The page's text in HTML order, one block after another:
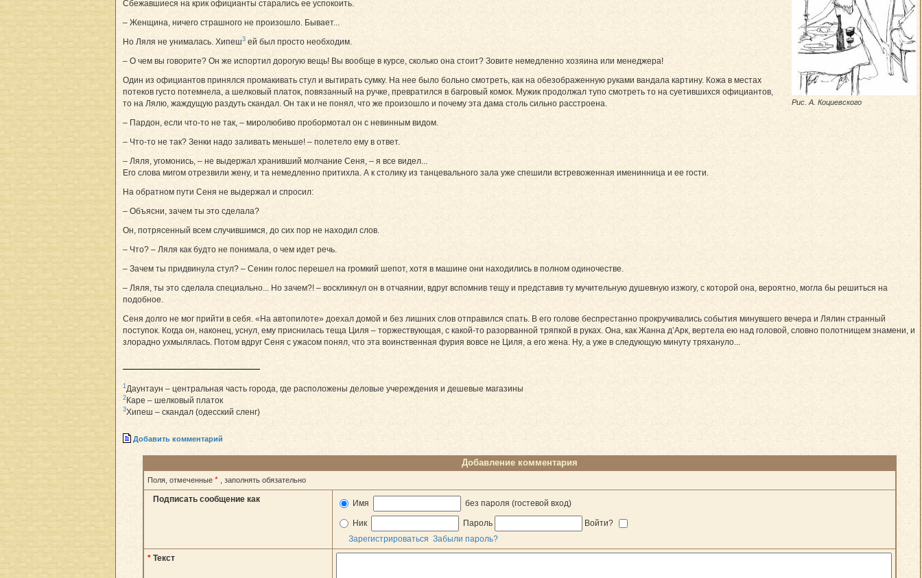
Рис. А. Коциевского
Сбежавшиеся на крик официанты старались ее успокоить.
– Женщина, ничего страшного не произошло. Бывает...
Но Ляля не унималась. Хипеш3 ей был просто необходим.
– О чем вы говорите? Он же испортил дорогую вещь! Вы вообще в курсе, сколько она стоит? Зовите немедленно хозяина или менеджера!
Один из официантов принялся промакивать стул и вытирать сумку. На нее было больно смотреть, как на обезображенную руками вандала картину. Кожа в местах
потеков густо потемнела, а шелковый платок, повязанный на ручке, превратился в багровый комок. Мужик продолжал тупо смотреть то на суетившихся официантов,
то на Лялю, жаждущую раздуть скандал. Он так и не понял, что же произошло и почему эта дама столь сильно расстроена.
– Пардон, если что-то не так, – миролюбиво пробормотал он с невинным видом.
– Что-то не так? Зенки надо заливать меньше! – полетело ему в ответ.
– Ляля, угомонись, – не выдержал хранивший молчание Сеня, – я все видел...
Его слова мигом отрезвили жену, и та немедленно притихла. А к столику из танцевального зала уже спешили встревоженная именинница и ее гости.
На обратном пути Сеня не выдержал и спросил:
– Объясни, зачем ты это сделала?
Он, потрясенный всем случившимся, до сих пор не находил слов.
– Что? – Ляля как будто не понимала, о чем идет речь.
– Зачем ты придвинула стул? – Сенин голос перешел на громкий шепот, хотя в машине они находились в полном одиночестве.
– Ляля, ты это сделала специально... Но зачем?! – воскликнул он в отчаянии, вдруг вспомнив тещу и представив ту мучительную душевную изжогу, с которой она, вероятно, могла бы решиться на
подобное.
Сеня долго не мог прийти в себя. «На автопилоте» доехал домой и без лишних слов отправился спать. В его голове беспрестанно прокручивались события минувшего вечера и Лялин странный
поступок. Когда он, наконец, уснул, ему приснилась теща Циля – торжествующая, с какой-то разорванной тряпкой в руках. Она, как Жанна д’Арк, вертела ею над головой, словно полотнищем знамени, и
злорадно ухмылялась. Потом вдруг Сеня с ужасом понял, что эта воинственная фурия вовсе не Циля, а его жена. Ну, а уже в следующую минуту тряхануло...
1Даунтаун – центральная часть города, где расположены деловые учереждения и дешевые магазины
2Каре – шелковый платок
3Хипеш – скандал (одесский сленг)
Добавить комментарий
Добавление комментария
Поля, отмеченные * , заполнять обязательно
Подписать сообщение как Имя без пароля (гостевой вход)
Ник Пароль
Войти?
Зарегистрироваться Забыли пароль?
* Текст